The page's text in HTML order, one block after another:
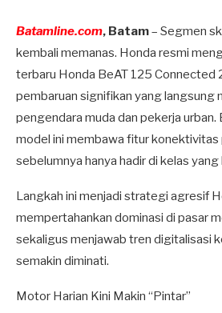
Batamline.com, Batam– Segmen
kembali memanas. Honda resmi
terbaru Honda BeAT 125 Connected
pembaruan signifikan yang langsung
pengendara muda dan pekerja urban.
model ini membawa fitur konektivitas
sebelumnya hanya hadir di kelas
Langkah ini menjadi strategi agresif
mempertahankan dominasi di pasar
sekaligus menjawab tren digitalisasi
semakin diminati.
Motor Harian Kini Makin “Pintar”